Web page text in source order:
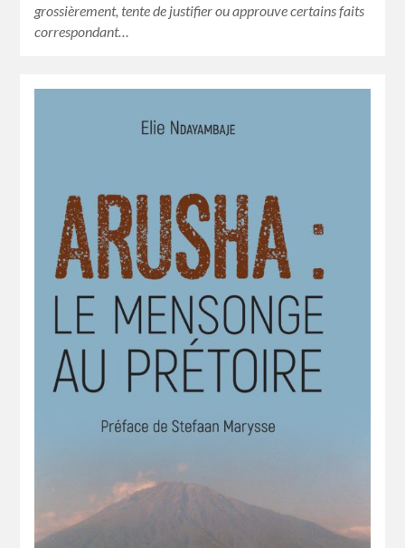
grossièrement, tente de justifier ou approuve certains faits
correspondant…